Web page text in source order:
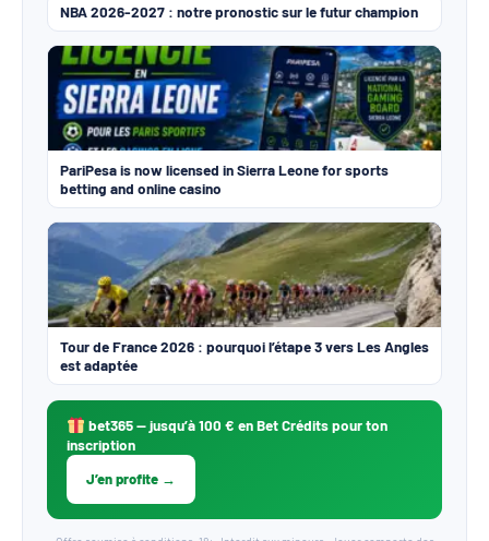
NBA 2026-2027 : notre pronostic sur le futur champion
PariPesa is now licensed in Sierra Leone for sports
betting and online casino
Tour de France 2026 : pourquoi l’étape 3 vers Les Angles
est adaptée
bet365— jusqu’à 100 € en Bet Crédits pour ton
inscription
J’en profite →